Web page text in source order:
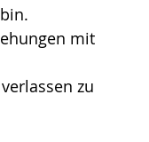
mit
zu